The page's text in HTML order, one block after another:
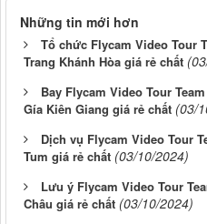
Những tin mới hơn
Tổ chức Flycam Video Tour
Trang Khánh Hòa giá rẻ chất
Bay Flycam Video Tour
Gía Kiên Giang giá rẻ chất (03/
Dịch vụ Flycam Video Tour
Tum giá rẻ chất (03/10/2024)
Lưu ý Flycam Video Tour
Châu giá rẻ chất (03/10/2024)